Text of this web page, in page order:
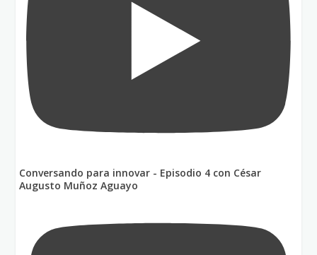
Conversando para innovar - Episodio 4 con César
Augusto Muñoz Aguayo